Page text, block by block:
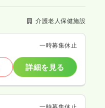
介護老人保健施設
一時募集休止
詳細を見る